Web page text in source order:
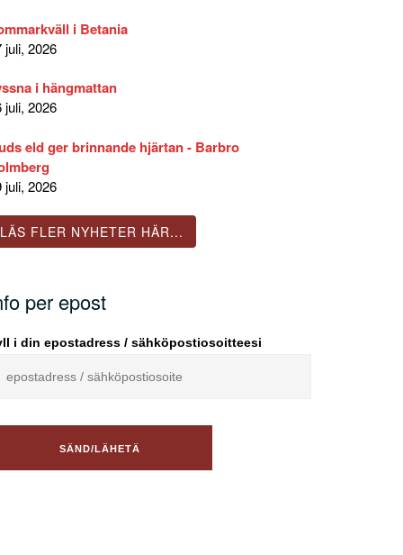
i Betania
juli, 2026
i hängmattan
juli, 2026
eld ger brinnande hjärtan - Barbro
juli, 2026
LÄS FLER NYHETER HÄR...
per epost
i din epostadress / sähköpostiosoitteesi